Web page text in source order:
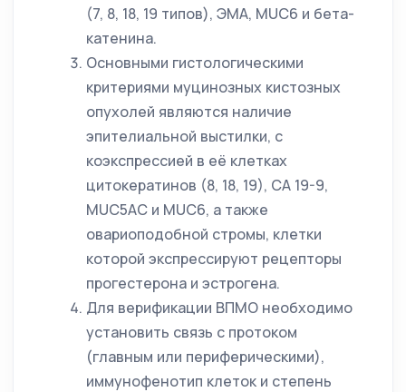
(7, 8, 18, 19 типов), ЭМА, MUC6 и бета-
катенина.
Основными гистологическими
критериями муцинозных кистозных
опухолей являются наличие
эпителиальной выстилки, с
коэкспрессией в её клетках
цитокератинов (8, 18, 19), СА 19-9,
MUC5AC и MUC6, а также
овариоподобной стромы, клетки
которой экспрессируют рецепторы
прогестерона и эстрогена.
Для верификации ВПМО необходимо
установить связь с протоком
(главным или периферическими),
иммунофенотип клеток и степень